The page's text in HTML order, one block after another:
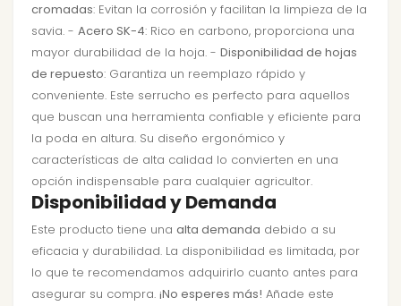
cromadas: Evitan la corrosión y facilitan la limpieza de la
savia. - Acero SK-4: Rico en carbono, proporciona una
mayor durabilidad de la hoja. - Disponibilidad de hojas
de repuesto: Garantiza un reemplazo rápido y
conveniente. Este serrucho es perfecto para aquellos
que buscan una herramienta confiable y eficiente para
la poda en altura. Su diseño ergonómico y
características de alta calidad lo convierten en una
opción indispensable para cualquier agricultor.
Disponibilidad y Demanda
Este producto tiene una alta demanda debido a su
eficacia y durabilidad. La disponibilidad es limitada, por
lo que te recomendamos adquirirlo cuanto antes para
asegurar su compra. ¡No esperes más! Añade este